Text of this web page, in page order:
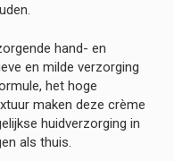
hand- en
en milde verzorging
het hoge
maken deze crème
huidverzorging in
als thuis.